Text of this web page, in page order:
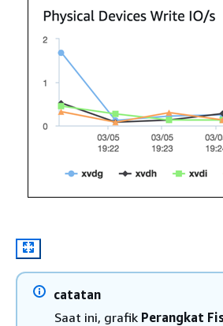
catatan
Saat ini, grafik Perangkat